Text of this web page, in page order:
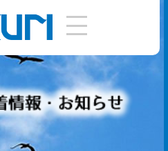
DIY
手
引
き